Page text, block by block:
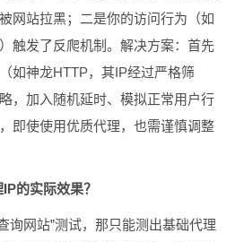
网站拉黑；二是你的访问行为（如
触发了反爬机制。解决方案：首先
如神龙HTTP，其IP经过严格筛
，加入随机延时、模拟正常用户行
即使使用优质代理，也需谨慎调整
的实际效果？
询网站”测试，那只能测出基础代理